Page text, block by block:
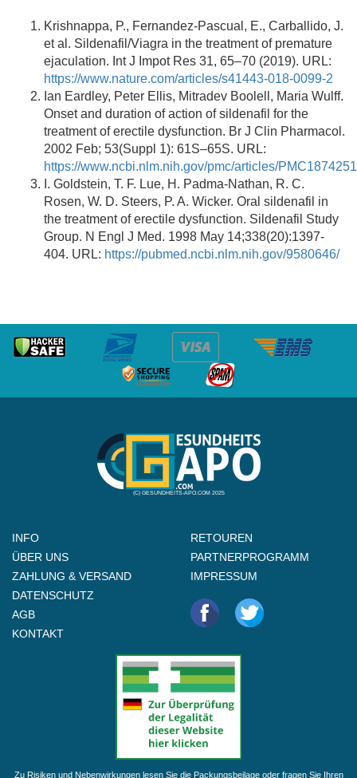
Krishnappa, P., Fernandez-Pascual, E., Carballido, J.
et al. Sildenafil/Viagra in the treatment of premature
ejaculation. Int J Impot Res 31, 65–70 (2019). URL:
https://www.nature.com/articles/s41443-018-0099-2
Ian Eardley, Peter Ellis, Mitradev Boolell, Maria Wulff.
Onset and duration of action of sildenafil for the
treatment of erectile dysfunction. Br J Clin Pharmacol.
2002 Feb; 53(Suppl 1): 61S–65S. URL:
https://www.ncbi.nlm.nih.gov/pmc/articles/
I. Goldstein, T. F. Lue, H. Padma-Nathan, R. C.
Rosen, W. D. Steers, P. A. Wicker. Oral sildenafil in
the treatment of erectile dysfunction. Sildenafil Study
Group. N Engl J Med. 1998 May 14;338(20):1397-
404. URL: https://pubmed.ncbi.nlm.nih.gov/9580646/
(C) GESUNDHEITS-APO.COM 2025
INFO
ÜBER UNS
ZAHLUNG & VERSAND
DATENSCHUTZ
AGB
KONTAKT
RETOUREN
PARTNERPROGRAMM
IMPRESSUM
Zu Risiken und Nebenwirkungen lesen Sie die Packungsbeilage oder fragen Sie Ihren